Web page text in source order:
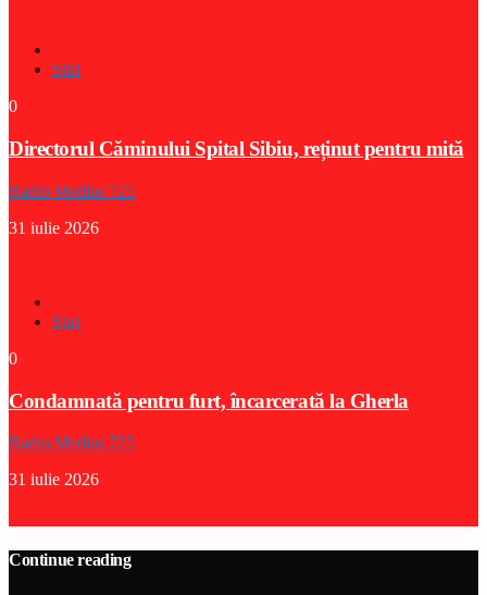
Stiri
0
Directorul Căminului Spital Sibiu, reținut pentru mită
Radio Medias 725
31 iulie 2026
Stiri
0
Condamnată pentru furt, încarcerată la Gherla
Radio Medias 725
31 iulie 2026
Continue reading